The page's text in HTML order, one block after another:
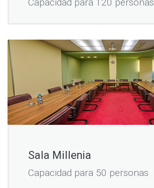
Capacidad para 120 personas
Sala Millenia
Capacidad para 50 personas